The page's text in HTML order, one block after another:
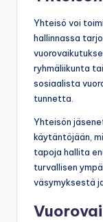
Yhteisö voi
hallinnassa
ryhmäliikunta
sosiaalista
tunnetta.
Yhteisön
käytäntöjään,
tapoja hallita
turvallisen
väsymyksestä